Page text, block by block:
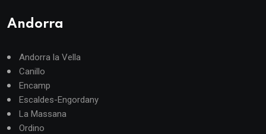
Andorra
Andorra la Vella
Canillo
Encamp
Escaldes-Engordany
La Massana
Ordino